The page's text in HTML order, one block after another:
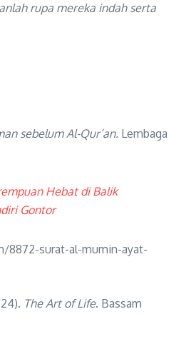
rupa mereka indah serta
sebelum Al-Qur’an. Lembaga
Hebat di Balik
Gontor
surat-al-mumin-ayat-
The Art of Life. Bassam